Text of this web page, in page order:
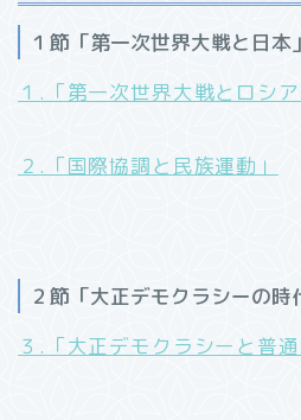
１節「第一次世界大戦と日本」
１.「第一次世界大戦とロシア
２.「国際協調と民族運動」
２節「大正デモクラシーの時
３.「大正デモクラシーと普通